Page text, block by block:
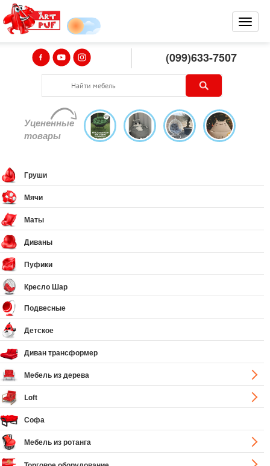
(099)633-7507
Уцененные
товары
Груши
Мячи
Маты
Диваны
Пуфики
Кресло Шар
Подвесные
Детское
Диван трансформер
Мебель из дерева
Loft
Софа
Мебель из ротанга